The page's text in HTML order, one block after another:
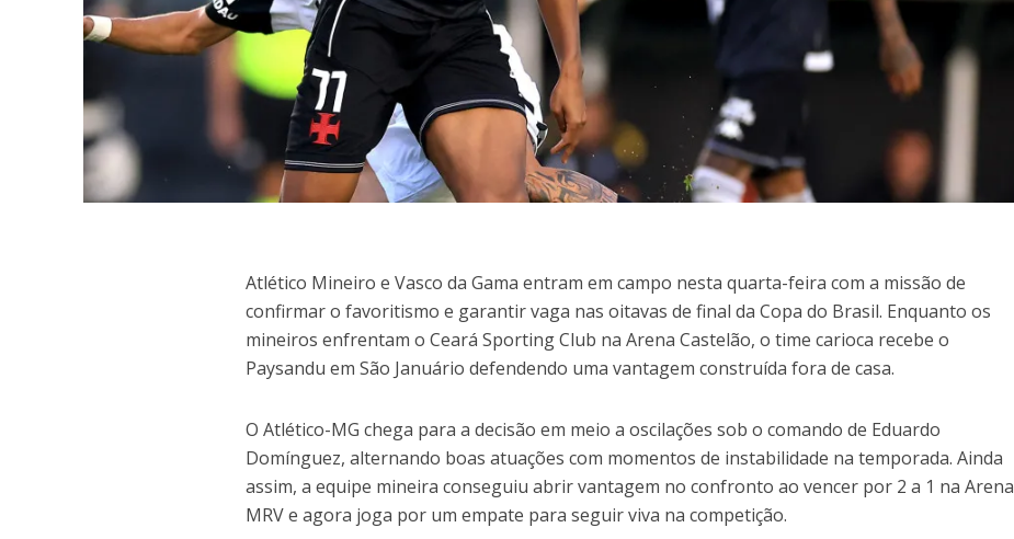
Atlético Mineiro e Vasco da Gama entram em campo nesta quarta-feira com a missão de
confirmar o favoritismo e garantir vaga nas oitavas de final da Copa do Brasil. Enquanto os
mineiros enfrentam o Ceará Sporting Club na Arena Castelão, o time carioca recebe o
Paysandu em São Januário defendendo uma vantagem construída fora de casa.
O Atlético-MG chega para a decisão em meio a oscilações sob o comando de Eduardo
Domínguez, alternando boas atuações com momentos de instabilidade na temporada. Ainda
assim, a equipe mineira conseguiu abrir vantagem no confronto ao vencer por 2 a 1 na Arena
MRV e agora joga por um empate para seguir viva na competição.